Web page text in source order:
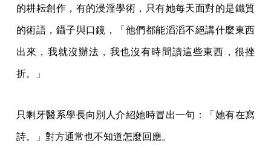
的耕耘創作，有的浸淫學術，只有她每天面對的是鐵質
的術語，鑷子與口鏡，「他們都能滔滔不絕講什麼東西
出來，我就沒辦法，我也沒有時間讀這些東西，很挫
折。」
只剩牙醫系學長向別人介紹她時冒出一句：「她有在寫
詩。」對方通常也不知道怎麼回應。